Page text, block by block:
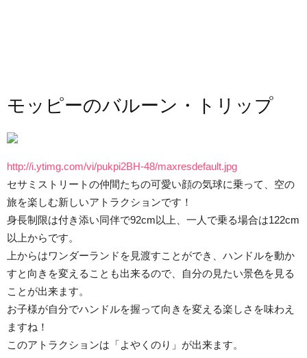
モッピーのバルーン・トリップ
http://i.ytimg.com/vi/pukpi2BH-48/maxresdefault.jpg
セサミストリートの仲間たちの可愛い顔の気球に乗って、空の
旅を楽しむ新しいアトラクションです！
身長制限は付き添い同伴で92cm以上、一人で乗る場合は122cm
以上からです。
上からはワンダーランドを見渡すことができ、ハンドルを動か
すと向きを変えることも出来るので、自分の見たい景色を見る
ことが出来ます。
お子様が自分でハンドルを握って向きを変える楽しさを味わえ
ますね！
このアトラクションは「よやくのり」が出来ます。